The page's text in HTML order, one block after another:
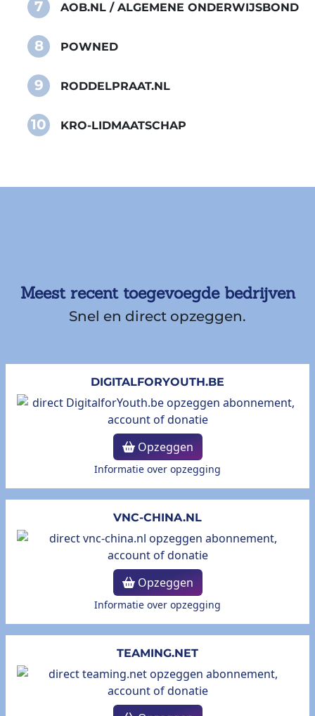
7 AOB.NL / ALGEMENE ONDERWIJSBOND
8 POWNED
9 RODDELPRAAT.NL
10 KRO-LIDMAATSCHAP
Meest recent toegevoegde bedrijven
Snel en direct opzeggen.
DIGITALFORYOUTH.BE
Opzeggen
Informatie over opzegging
VNC-CHINA.NL
Opzeggen
Informatie over opzegging
TEAMING.NET